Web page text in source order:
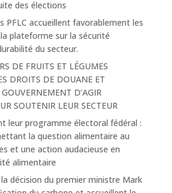
des élections
PFLC accueillent favorablement les
plateforme sur la sécurité
du secteur.
DE FRUITS ET LÉGUMES
DROITS DE DOUANE ET
D’AGIR
SOUTENIR LEUR SECTEUR
leur programme électoral fédéral :
la question alimentaire au
et une action audacieuse en
alimentaire
décision du premier ministre Mark